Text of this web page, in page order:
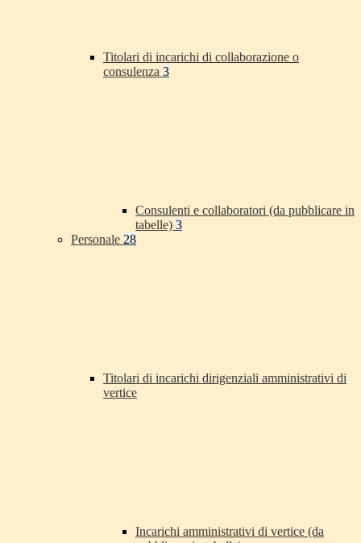
Titolari di incarichi di collaborazione o
consulenza 3
Consulenti e collaboratori (da pubblicare in
tabelle) 3
Personale 28
Titolari di incarichi dirigenziali amministrativi di
vertice
Incarichi amministrativi di vertice (da